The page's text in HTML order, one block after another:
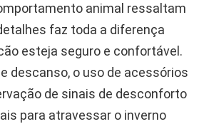
animal ressaltam
faz toda a diferença
esteja seguro e confortável.
descanso, o uso de acessórios
de sinais de desconforto
para atravessar o inverno